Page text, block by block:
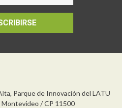
Parque de Innovación del LATU
/ CP 11500